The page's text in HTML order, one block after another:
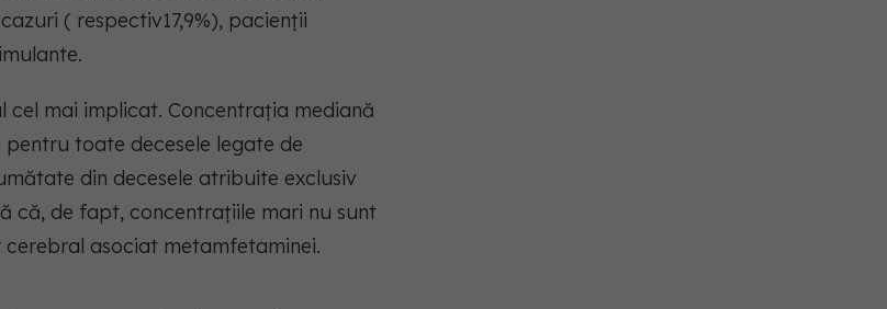
( respectiv17,9%), pacienții
mai implicat. Concentrația mediană
toate decesele legate de
din decesele atribuite exclusiv
că, de fapt, concentrațiile mari nu sunt
asociat metamfetaminei.